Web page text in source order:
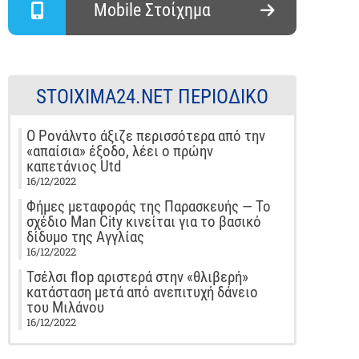
Mobile Στοίχημα
STOIXIMA24.NET ΠΕΡΙΟΔΙΚΌ
Ο Ρονάλντο άξιζε περισσότερα από την
«απαίσια» έξοδο, λέει ο πρώην
καπετάνιος Utd
16/12/2022
Φήμες μεταφοράς της Παρασκευής — Το
σχέδιο Man City κινείται για το βασικό
δίδυμο της Αγγλίας
16/12/2022
Τσέλσι flop αριστερά στην «θλιβερή»
κατάσταση μετά από ανεπιτυχή δάνειο
του Μιλάνου
16/12/2022